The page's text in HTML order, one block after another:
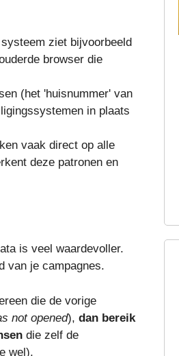
ziet bijvoorbeeld
browser die
(het 'huisnummer' van
in plaats
vaak direct op alle
deze patronen en
is veel waardevoller.
van je campagnes.
die de vorige
not opened), dan bereik
die zelf de
wel).